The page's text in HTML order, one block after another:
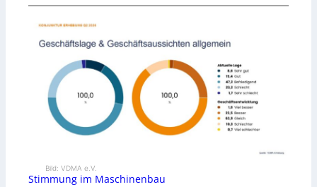
Bild: VDMA e.V.
Stimmung im Maschinenbau